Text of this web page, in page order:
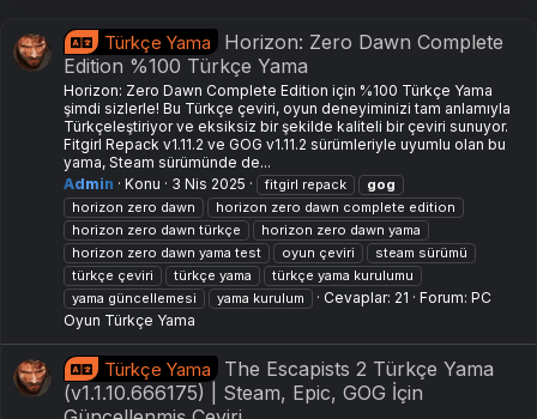
Türkçe Yama
Horizon: Zero Dawn Complete
Edition %100 Türkçe Yama
Horizon: Zero Dawn Complete Edition için %100 Türkçe Yama
şimdi sizlerle! Bu Türkçe çeviri, oyun deneyiminizi tam anlamıyla
Türkçeleştiriyor ve eksiksiz bir şekilde kaliteli bir çeviri sunuyor.
Fitgirl Repack v1.11.2 ve GOG v1.11.2 sürümleriyle uyumlu olan bu
yama, Steam sürümünde de...
Admin
Konu 3 Nis 2025 fitgirl repack
gog
horizon zero dawn
horizon zero dawn complete edition
horizon zero dawn türkçe
horizon zero dawn yama
horizon zero dawn yama test
oyun çeviri
steam sürümü
türkçe çeviri
türkçe yama
türkçe yama kurulumu
yama güncellemesi
yama kurulum Cevaplar: 21 Forum: PC
Oyun Türkçe Yama
Türkçe Yama
The Escapists 2 Türkçe Yama
(v1.1.10.666175) | Steam, Epic, GOG İçin